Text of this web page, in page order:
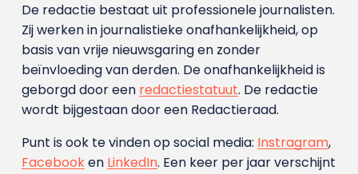
De redactie bestaat uit professionele journalisten.
Zij werken in journalistieke onafhankelijkheid, op
basis van vrije nieuwsgaring en zonder
beïnvloeding van derden. De onafhankelijkheid is
geborgd door een redactiestatuut. De redactie
wordt bijgestaan door een Redactieraad.
Punt is ook te vinden op social media: Instragram,
Facebooken LinkedIn. Een keer per jaar verschijnt